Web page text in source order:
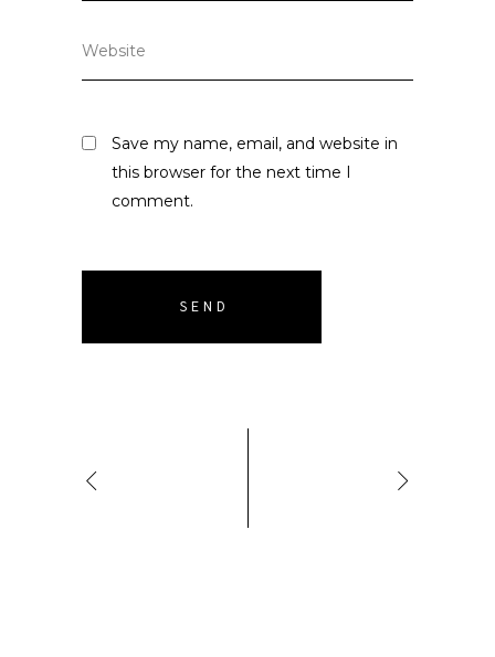
Save my name, email, and website in
this browser for the next time I
comment.
SEND